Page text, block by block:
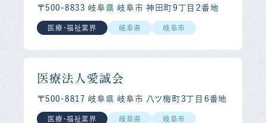
〒500-8833 岐阜県 岐阜市 神田町９丁目２番地
医療・福祉業界 岐阜県 岐阜市
医療法人愛誠会
〒500-8817 岐阜県 岐阜市 八ツ梅町３丁目６番地
医療・福祉業界 岐阜県 岐阜市